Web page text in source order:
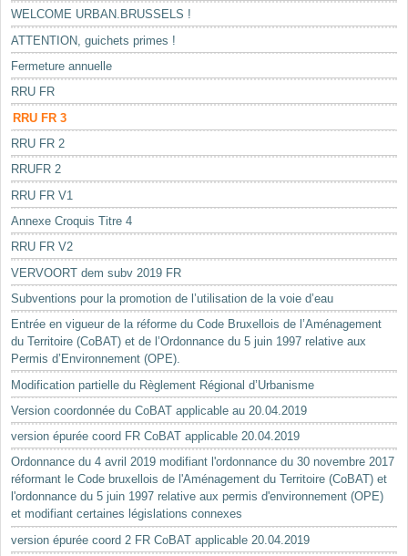
WELCOME URBAN.BRUSSELS !
ATTENTION, guichets primes !
Fermeture annuelle
RRU FR
RRU FR 3
RRU FR 2
RRUFR 2
RRU FR V1
Annexe Croquis Titre 4
RRU FR V2
VERVOORT dem subv 2019 FR
Subventions pour la promotion de l’utilisation de la voie d’eau
Entrée en vigueur de la réforme du Code Bruxellois de l’Aménagement
du Territoire (CoBAT) et de l’Ordonnance du 5 juin 1997 relative aux
Permis d’Environnement (OPE).
Modification partielle du Règlement Régional d’Urbanisme
Version coordonnée du CoBAT applicable au 20.04.2019
version épurée coord FR CoBAT applicable 20.04.2019
Ordonnance du 4 avril 2019 modifiant l'ordonnance du 30 novembre 2017
réformant le Code bruxellois de l'Aménagement du Territoire (CoBAT) et
l'ordonnance du 5 juin 1997 relative aux permis d'environnement (OPE)
et modifiant certaines législations connexes
version épurée coord 2 FR CoBAT applicable 20.04.2019